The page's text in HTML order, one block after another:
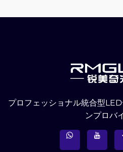
プロフェッショナル統合型
ンプロバ